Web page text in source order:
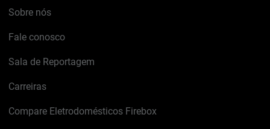
Sobre nós
Fale conosco
Sala de Reportagem
Carreiras
Compare Eletrodomésticos Firebox